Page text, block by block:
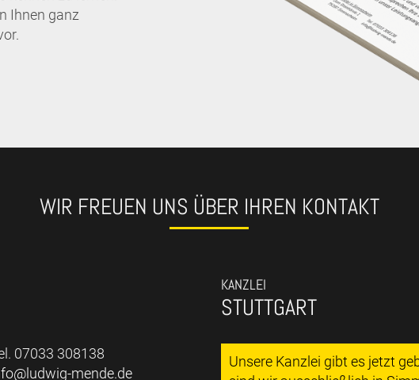
Ihnen ganz
WIR FREUEN UNS ÜBER IHREN KONTAKT
07033 308138
mende.de
KANZLEI
STUTTGART
Unsere Kanzlei gibt es jetzt